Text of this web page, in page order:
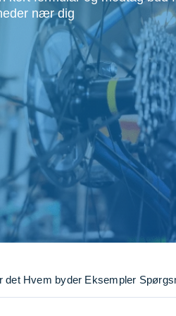
Opsætning af skillevæg
Tømrer
Tunge løft
Underholdning
Se alle...
nær dig
det Hvem byder Eksempler